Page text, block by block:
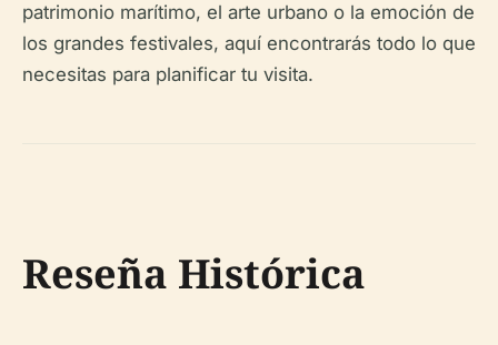
patrimonio marítimo, el arte urbano o la emoción de
los grandes festivales, aquí encontrarás todo lo que
necesitas para planificar tu visita.
Reseña Histórica